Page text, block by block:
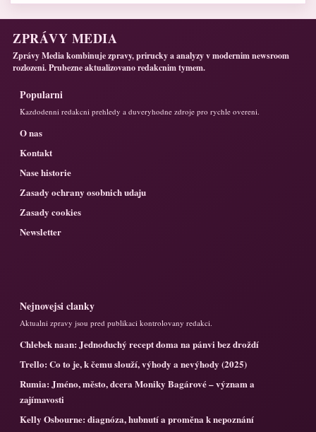
ZPRÁVY MEDIA
Zprávy Media kombinuje zpravy, prirucky a analyzy v modernim newsroom
rozlozeni. Prubezne aktualizovano redakcnim tymem.
Popularni
Kazdodenni redakcni prehledy a duveryhodne zdroje pro rychle overeni.
O nas
Kontakt
Nase historie
Zasady ochrany osobnich udaju
Zasady cookies
Newsletter
Nejnovejsi clanky
Aktualni zpravy jsou pred publikaci kontrolovany redakci.
Chlebek naan: Jednoduchý recept doma na pánvi bez droždí
Trello: Co to je, k čemu slouží, výhody a nevýhody (2025)
Rumia: Jméno, město, dcera Moniky Bagárové – význam a
zajímavosti
Kelly Osbourne: diagnóza, hubnutí a proměna k nepoznání